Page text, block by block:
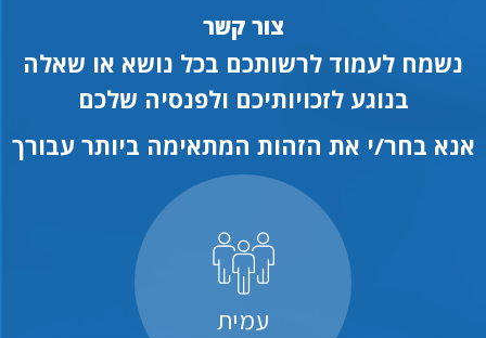
צור קשר
נשמח לעמוד לרשותכם בכל נושא או שאלה
בנוגע לזכויותיכם ולפנסיה שלכם
אנא בחר/י את הזהות המתאימה ביותר עבורך
עמית